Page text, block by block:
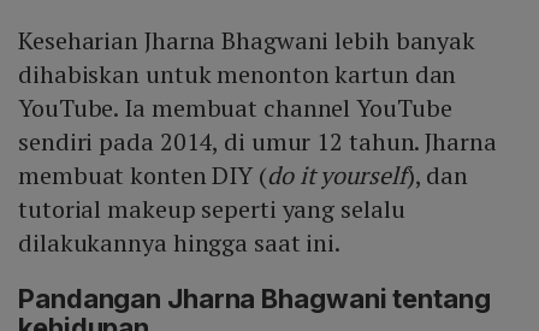
Keseharian Jharna Bhagwani lebih banyak
dihabiskan untuk menonton kartun dan
YouTube. Ia membuat channel YouTube
sendiri pada 2014, di umur 12 tahun. Jharna
membuat konten DIY (do it yourself), dan
tutorial makeup seperti yang selalu
dilakukannya hingga saat ini.
Pandangan Jharna Bhagwani tentang